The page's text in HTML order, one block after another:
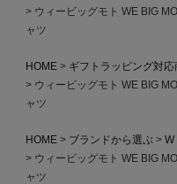
ウィービッグモト WE BIG
ャツ
HOME
ギフトラッピング対応
ウィービッグモト WE BIG
ャツ
HOME ブランドから選ぶ W
ウィービッグモト WE BIG
ャツ